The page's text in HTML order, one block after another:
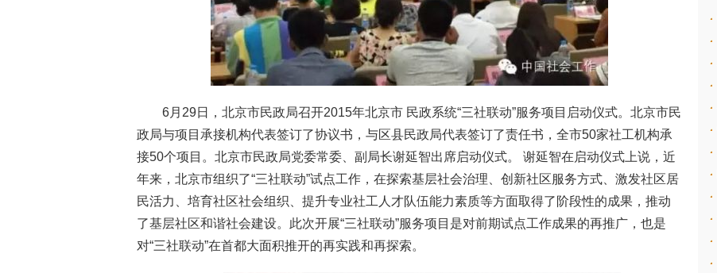
6月29日，北京市民政局召开2015年北京市 民政系统“三社联动”服务项目启动仪式。北京市民
政局与项目承接机构代表签订了协议书，与区县民政局代表签订了责任书，全市50家社工机构承
接50个项目。北京市民政局党委常委、副局长谢延智出席启动仪式。 谢延智在启动仪式上说，近
年来，北京市组织了“三社联动”试点工作，在探索基层社会治理、创新社区服务方式、激发社区居
民活力、培育社区社会组织、提升专业社工人才队伍能力素质等方面取得了阶段性的成果，推动
了基层社区和谐社会建设。此次开展“三社联动”服务项目是对前期试点工作成果的再推广，也是
对“三社联动”在首都大面积推开的再实践和再探索。